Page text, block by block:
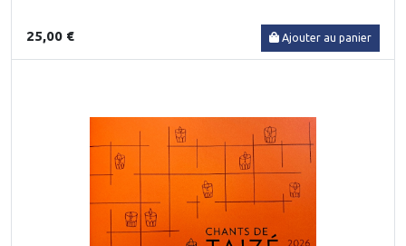
25,00 € Ajouter au panier